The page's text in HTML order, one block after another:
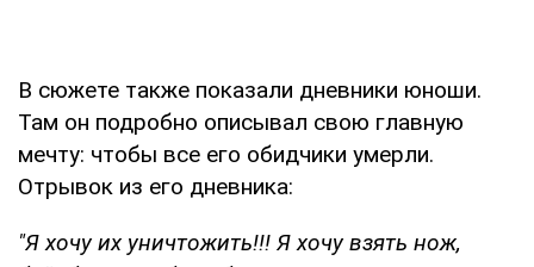
В сюжете также показали дневники юноши.
Там он подробно описывал свою главную
мечту: чтобы все его обидчики умерли.
Отрывок из его дневника:
"Я хочу их уничтожить!!! Я хочу взять нож,